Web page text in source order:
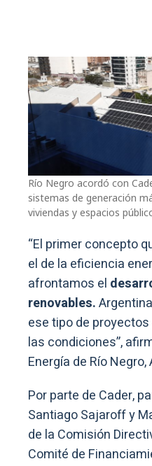
Río Negro acordó con
sistemas de generación
viviendas y espacios
“El primer concepto
el de la eficiencia
afrontamos el
renovables.
ese tipo de
las condiciones”,
Energía de Río
Por parte de Cader,
Santiago Sajaroff y
de la Comisión
Comité de